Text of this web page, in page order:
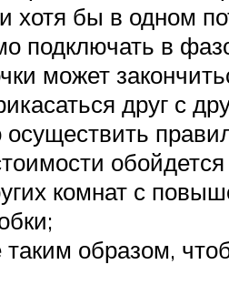
хотя бы в одном
подключать в
может
друг с
комнат с
таким образом,